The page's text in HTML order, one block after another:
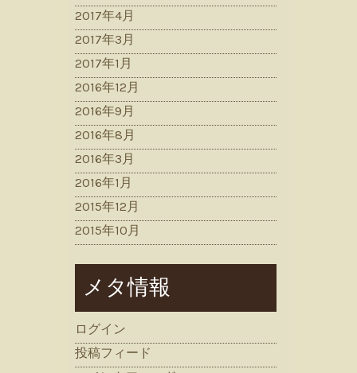
2017年4月
2017年3月
2017年1月
2016年12月
2016年9月
2016年8月
2016年3月
2016年1月
2015年12月
2015年10月
メタ情報
ログイン
投稿フィード